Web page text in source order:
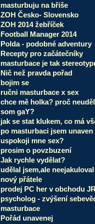
masturbuju na břiše
ZOH Česko- Slovensko
ZOH 2014 žebříček
Football Manager 2014
Polda - podobné adventury
Recepty pro začátečníky
masturbace je tak
Nič než pravda pořad
bojim se
ručni masturbace x sex
chce mě holka? proč
som gaY?
jak se stat klukem, co má
po masturbaci jsem unaven
uspokoji mne sex?
prosim o povzbuzení
Jak rychle vydělat?
udělal jsem,ale
nový přátele
prodej PC her v obchodu
psycholog - zvýšení
masturbace
Pořád unavenej